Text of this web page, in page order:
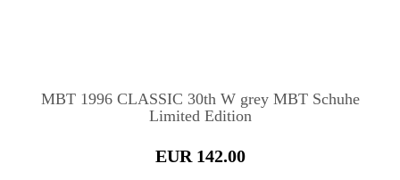
MBT 1996 CLASSIC 30th W grey MBT Schuhe
Limited Edition
EUR 142.00